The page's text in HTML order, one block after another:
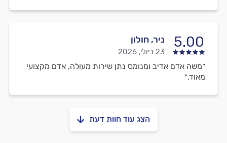
5.00 ניר, חולון
23 ביולי, 2026
״משה אדם אדיב ומנומס נתן שירות מעולה, אדם מקצועי
מאוד.״
הצג עוד חוות דעת